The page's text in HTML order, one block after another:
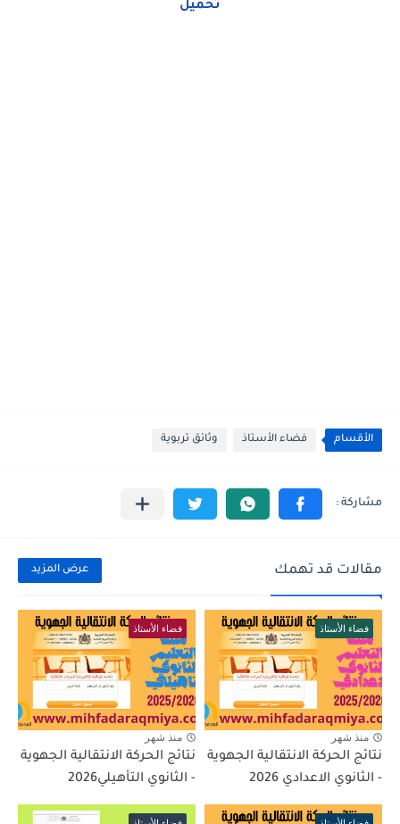
تحميل
الأقسام فضاء الأستاذ وثائق تربوية
مقالات قد تهمك عرض المزيد
فضاء الأستاذ
منذ شهر
نتائج الحركة الانتقالية الجهوية
- الثانوي الاعدادي 2026
فضاء الأستاذ
منذ شهر
نتائج الحركة الانتقالية الجهوية
- الثانوي التأهيلي2026